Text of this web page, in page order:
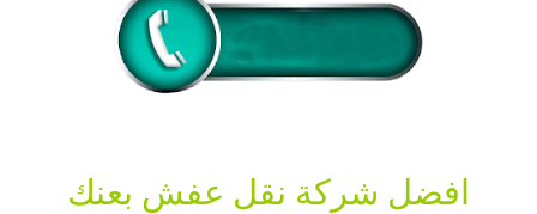
افضل شركة نقل عفش بعنك